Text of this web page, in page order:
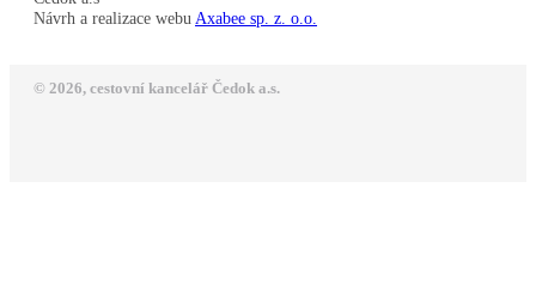
Návrh a realizace webu Axabee sp. z. o.o.
© 2026, cestovní kancelář Čedok a.s.